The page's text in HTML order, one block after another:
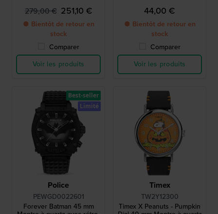
279,00 € 251,10 €
● Bientôt de retour en
stock
Comparer
Voir les produits
44,00 €
● Bientôt de retour en
stock
Comparer
Voir les produits
Police
PEWGD0022601
Forever Batman 45 mm
Best-seller
Limité
Timex
TW2Y12300
Timex X Peanuts - Pumpkin